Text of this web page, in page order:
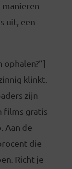
manieren
uit, een
ophalen?”]
klinkt.
zijn
films gratis
Aan de
die
Richt je